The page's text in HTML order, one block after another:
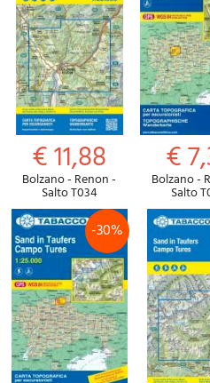
€ 11,88
Bolzano - Renon -
Salto T034
€
Bolzano -
Salto
-30%